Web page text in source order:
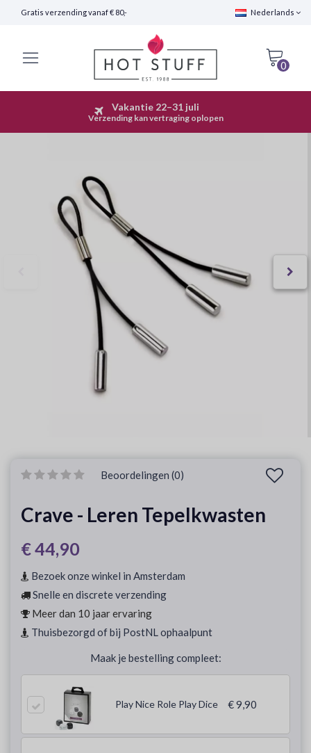
Gratis verzending vanaf € 80,- Nederlands
0
Snelle Verzending (24 uur)
Vakantie 22–31 juli
Verzending kan vertraging oplopen
Beoordelingen (0)
Crave - Leren Tepelkwasten
€ 44,90
Bezoek onze winkel in Amsterdam
Snelle en discrete verzending
Meer dan 10 jaar ervaring
Thuisbezorgd of bij PostNL ophaalpunt
Maak je bestelling compleet:
Play Nice Role Play Dice € 9,90